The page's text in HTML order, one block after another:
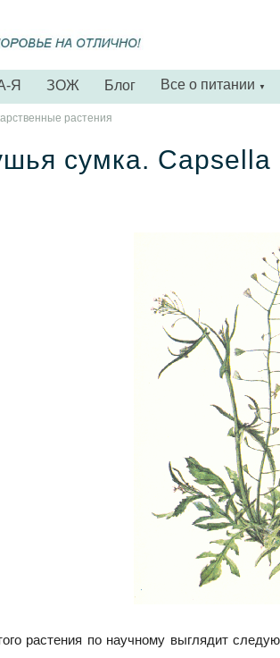
Я ЗОЖ Блог Все о питании ▼
растения
сумка.
растения по научному выглядит